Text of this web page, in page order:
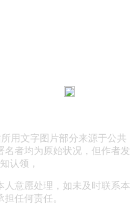
用文字图片部分来源于公共
名者均为原始状况，但作者发
认领，
意愿处理，如未及时联系本
任何责任。